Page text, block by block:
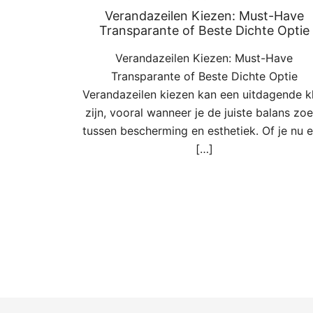
Verandazeilen Kiezen: Must-Have
Transparante of Beste Dichte Optie
Verandazeilen Kiezen: Must-Have
Transparante of Beste Dichte Optie
Verandazeilen kiezen kan een uitdagende
zijn, vooral wanneer je de juiste balans
tussen bescherming en esthetiek. Of je nu
[…]